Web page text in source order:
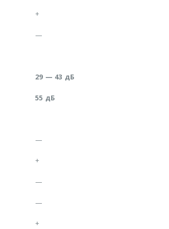
+
—
29 — 43 дБ
55 дБ
—
+
—
—
+